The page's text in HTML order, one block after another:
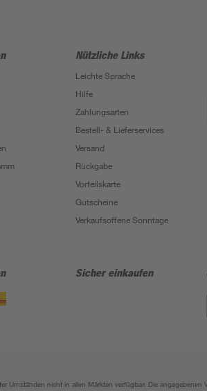
Nützliche Links
Leichte Sprache
Hilfe
Zahlungsarten
Bestell- & Lieferservices
Versand
Rückgabe
Vorteilskarte
Gutscheine
Verkaufsoffene Sonntage
Sicher einkaufen
Umständen nicht in allen Märkten verfügbar. Die